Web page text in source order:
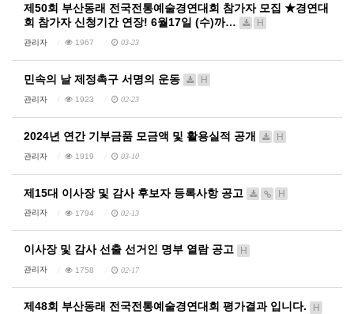
제50회 부산동래 전국전통예술경연대회 참가자 모집 ★경연대
회 참가자 신청기간 연장! 6월17일 (수)까…
H
관리자 1967 03-23
민속의 날 제정촉구 서명의 운동 H
관리자 1923 02-23
2024년 연간 기부금품 모금액 및 활용실적 공개 H
관리자 1919 03-10
제15대 이사장 및 감사 후보자 등록사항 공고 H
관리자 1794 02-13
이사장 및 감사 선출 선거인 명부 열람 공고 H
관리자 1758 02-17
제48회 부산동래 전국전통예술경연대회 평가결과 입니다. H